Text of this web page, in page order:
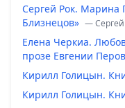
Сергей Рок. Марина
Близнецов» — Сергей
Елена Черкиа.
прозе Евгении
Кирилл Голицын.
Кирилл Голицын.